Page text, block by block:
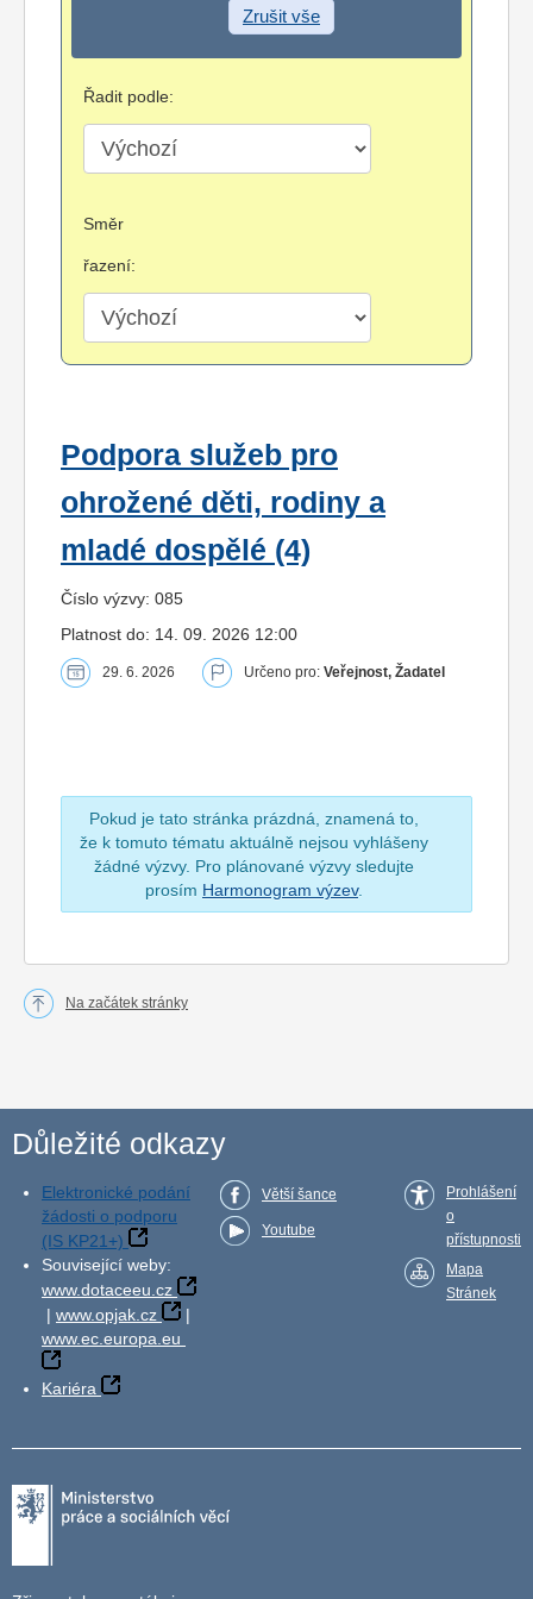
Zrušit vše
Řadit podle:
Směr
řazení:
Podpora služeb pro
ohrožené děti, rodiny a
mladé dospělé (4)
Číslo výzvy: 085
Platnost do: 14. 09. 2026 12:00
29. 6. 2026 Určeno pro: Veřejnost, Žadatel
Pokud je tato stránka prázdná, znamená to,
že k tomuto tématu aktuálně nejsou vyhlášeny
žádné výzvy. Pro plánované výzvy sledujte
prosím Harmonogram výzev.
Na začátek stránky
Důležité odkazy
Elektronické podání
žádosti o podporu
(IS KP21+)
Související weby:
www.dotaceeu.cz
| www.opjak.cz
|
www.ec.europa.eu
Kariéra
Větší šance
Youtube
Prohlášení
o
přístupnosti
Mapa
Stránek